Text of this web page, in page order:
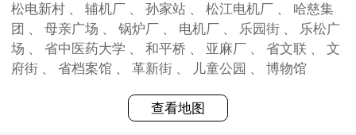
松电新村 、 辅机厂 、 孙家站 、 松江电机厂 、 哈慈集
团 、 母亲广场 、 锅炉厂 、 电机厂 、 乐园街 、 乐松广
场 、 省中医药大学 、 和平桥 、 亚麻厂 、 省文联 、 文
府街 、 省档案馆 、 革新街 、 儿童公园 、 博物馆
查看地图